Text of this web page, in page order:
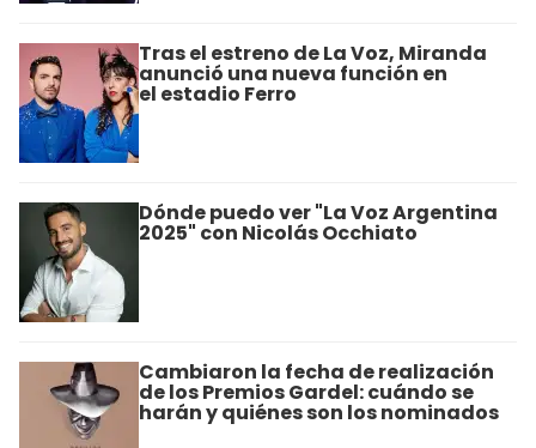
Tras el estreno de La Voz, Miranda
anunció una nueva función en
el estadio Ferro
Dónde puedo ver "La Voz Argentina
2025" con Nicolás Occhiato
Cambiaron la fecha de realización
de los Premios Gardel: cuándo se
harán y quiénes son los nominados